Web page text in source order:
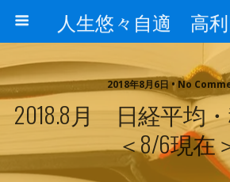
2018年8月6日 • No
2018.8月 日経平均
＜8/6現在